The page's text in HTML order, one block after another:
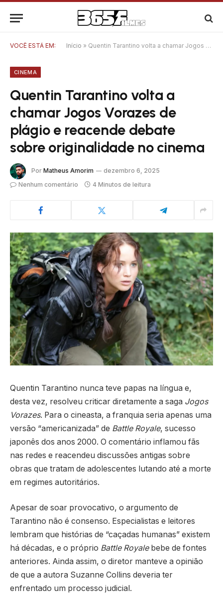
VOCÊ ESTÁ EM: Início » Quentin Tarantino volta a chamar Jogos Vorazes de plágio e reacende debate sobre originalidade no cinema
CINEMA
Quentin Tarantino volta a
chamar Jogos Vorazes de
plágio e reacende debate
sobre originalidade no cinema
Por Matheus Amorim
dezembro 6, 2025
Nenhum comentário
4 Minutos de leitura
Quentin Tarantino nunca teve papas na língua e,
desta vez, resolveu criticar diretamente a saga Jogos
Vorazes. Para o cineasta, a franquia seria apenas uma
versão “americanizada” de Battle Royale, sucesso
japonês dos anos 2000. O comentário inflamou fãs
nas redes e reacendeu discussões antigas sobre
obras que tratam de adolescentes lutando até a morte
em regimes autoritários.
Apesar de soar provocativo, o argumento de
Tarantino não é consenso. Especialistas e leitores
lembram que histórias de “caçadas humanas” existem
há décadas, e o próprio Battle Royalebebe de fontes
anteriores. Ainda assim, o diretor manteve a opinião
de que a autora Suzanne Collins deveria ter
enfrentado um processo judicial.